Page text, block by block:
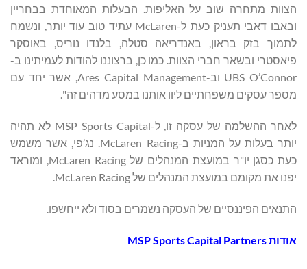
הצוות מתחרה שוב על האליפות. הבעלות המאוחדת בבחריין
ובאבו דאבי תעניק כעת ל-McLaren עתיד טוב עוד יותר, ונשמח
לתמוך בזק בראון, באנדריאה סטלה, בלנדו נוריס, באוסקר
פיאסטרי ובשאר חברי הצוות. כמו כן, ברצוננו להודות לעמיתינו ב-
UBS O’Connor וב-Ares Capital Management, אשר יחד עם
מספר עסקים משפחתיים ליוו אותנו במסע מדהים זה".
לאחר ההשלמה של עסקה זו, ל-MSP Sports Capital לא תהיה
יותר בעלות על המניות ב-McLaren Racing. נג’פי, אשר משמש
כעת כסגן יו"ר במועצת המנהלים של McLaren Racing, ומוראד
יפנו את מקומם במועצת המנהלים של McLaren Racing.
התנאים הפיננסיים של העסקה נשמרים בסוד ולא ייחשפו.
אודותMSP Sports Capital Partners